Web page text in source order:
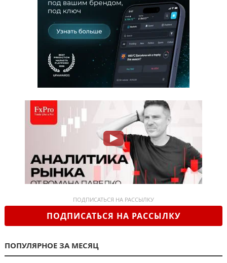
ПОДПИСАТЬСЯ НА РАССЫЛКУ
ПОДПИСАТЬСЯ НА РАССЫЛКУ
ПОПУЛЯРНОЕ ЗА МЕСЯЦ